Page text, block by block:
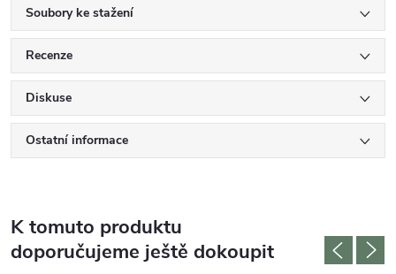
Soubory ke stažení
Recenze
Diskuse
Ostatní informace
K tomuto produktu
doporučujeme ještě dokoupit